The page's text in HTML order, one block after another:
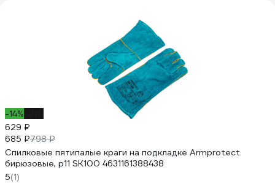
-14%
629 ₽
685 ₽798 ₽
Спилковые пятипалые краги на подкладке Armprotect
бирюзовые, р11 SK100 4631161388438
5(1)